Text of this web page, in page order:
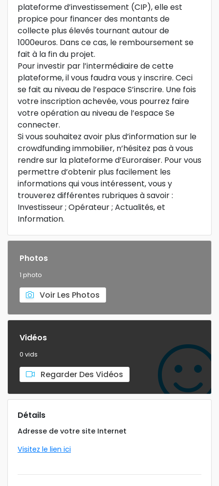
plateforme d’investissement (CIP), elle est
propice pour financer des montants de
collecte plus élevés tournant autour de
1000euros. Dans ce cas, le remboursement se
fait à la fin du projet.
Pour investir par l’intermédiaire de cette
plateforme, il vous faudra vous y inscrire. Ceci
se fait au niveau de l’espace S’inscrire. Une fois
votre inscription achevée, vous pourrez faire
votre opération au niveau de l’espace Se
connecter.
Si vous souhaitez avoir plus d’information sur le
crowdfunding immobilier, n’hésitez pas à vous
rendre sur la plateforme d’Euroraiser. Pour vous
permettre d’obtenir plus facilement les
informations qui vous intéressent, vous y
trouverez différentes rubriques à savoir :
Investisseur ; Opérateur ; Actualités, et
Information.
Photos
1 photo
Voir Les Photos
Vidéos
0 vids
Regarder Des Vidéos
Détails
Adresse de votre site Internet
Visitez le lien ici